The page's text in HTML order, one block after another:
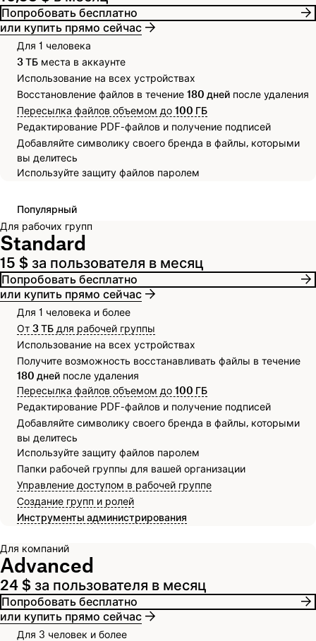
Попробовать бесплатно
или купить прямо сейчас
Для 1 человека
3 ТБ места в аккаунте
Использование на всех устройствах
Восстановление файлов в течение 180 дней после удаления
Пересылка файлов объемом до 100 ГБ
Редактирование PDF-файлов и получение подписей
Добавляйте символику своего бренда в файлы, которыми
вы делитесь
Используйте защиту файлов паролем
Популярный
Для рабочих групп
Standard
15 $ за пользователя в месяц
Попробовать бесплатно
или купить прямо сейчас
Для 1 человека и более
От 3 ТБ для рабочей группы
Использование на всех устройствах
Получите возможность восстанавливать файлы в течение
180 дней после удаления
Пересылка файлов объемом до 100 ГБ
Редактирование PDF-файлов и получение подписей
Добавляйте символику своего бренда в файлы, которыми
вы делитесь
Используйте защиту файлов паролем
Папки рабочей группы для вашей организации
Управление доступом в рабочей группе
Создание групп и ролей
Инструменты администрирования
Для компаний
Advanced
24 $ за пользователя в месяц
Попробовать бесплатно
или купить прямо сейчас
Для 3 человек и более